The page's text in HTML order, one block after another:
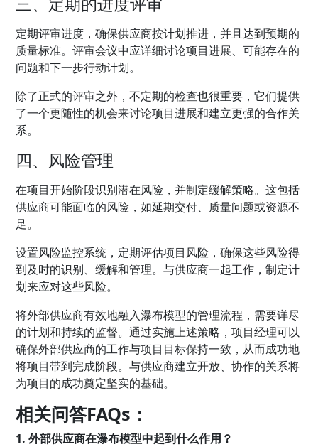
定期评审进度，确保供应商按计划推进，并且达到预期的
质量标准。评审会议中应详细讨论项目进展、可能存在的
问题和下一步行动计划。
除了正式的评审之外，不定期的检查也很重要，它们提供
了一个更随性的机会来讨论项目进展和建立更强的合作关
系。
四、风险管理
在项目开始阶段识别潜在风险，并制定缓解策略。这包括
供应商可能面临的风险，如延期交付、质量问题或资源不
足。
设置风险监控系统，定期评估项目风险，确保这些风险得
到及时的识别、缓解和管理。与供应商一起工作，制定计
划来应对这些风险。
将外部供应商有效地融入瀑布模型的管理流程，需要详尽
的计划和持续的监督。通过实施上述策略，项目经理可以
确保外部供应商的工作与项目目标保持一致，从而成功地
将项目带到完成阶段。与供应商建立开放、协作的关系将
为项目的成功奠定坚实的基础。
相关问答FAQs：
1. 外部供应商在瀑布模型中起到什么作用？